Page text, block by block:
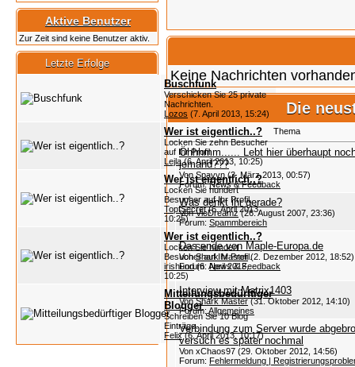
Aktive Benutzer
Zur Zeit sind keine Benutzer aktiv.
Letzte Erfolge
Buschfunk
Verschicken Sie 25 private
Nachrichten.
Lozos (7. April 2013, 15:24)
Wer ist eigentlich..?
Locken Sie zehn Besucher
auf Ihr Profil.
Lejla(6. April 2013, 10:25)
Wer ist eigentlich..?
Locken Sie hundert
Besucher auf Ihr Profil.
TopfSecret(6. April 2013,
10:25)
Wer ist eigentlich..?
Locken Sie hundert
Besucher auf Ihr Profil.
irishund(6. April 2013,
10:25)
Mitteilungsbedürftiger
Blogger
Schreiben Sie 10 Blog
Einträge.
Felix(6. April 2013, 10:17)
Keine Nachrichten
Die
Thema
Öhhhmm...... Lebt hier überhaupt
jemand???
Von Spavvn (3. März 2013, 00:57)
Forum:News & Feedback
Was denkt ihr gerade?
VonVioDreamz(26. August 2007, 23:36)
Forum: Spammbereich
Das ende von Maple-Europa.de
VonShark Master(2. Dezember 2012, 18:52)
Forum:News & Feedback
Interview mit Matrix1403
VonShark Master(31. Oktober 2012, 14:10)
Forum: Allgemeines
Verbindung zum Server wurde
versuch es später nochmal
Von xChaos97 (29. Oktober 2012, 14:56)
Forum: Fehlermeldung |